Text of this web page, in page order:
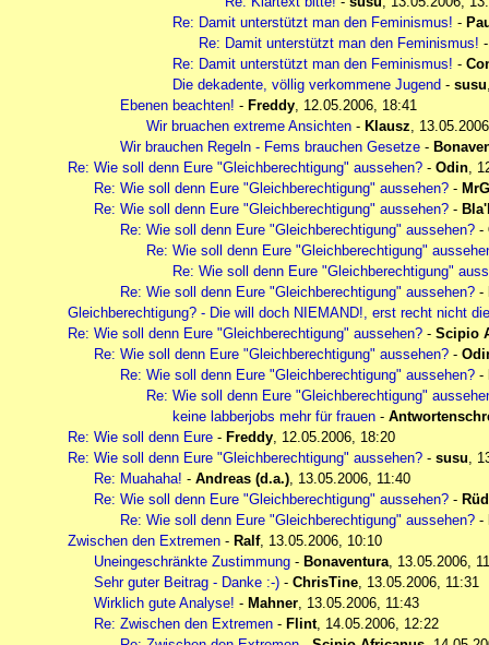
Re: Damit unterstützt man den Feminismus! -
Re: Damit unterstützt man den Feminismus!
Re: Damit unterstützt man den Feminismus! -
Die dekadente, völlig verkommene Jugend - susu
Ebenen beachten! - Freddy, 12.05.2006, 18:41
Wir bruachen extreme Ansichten - Klausz,
Wir brauchen Regeln - Fems brauchen Gesetze -
Re: Wie soll denn Eure "Gleichberechtigung" aussehen? - Odin,
Re: Wie soll denn Eure "Gleichberechtigung" aussehen? -
Re: Wie soll denn Eure "Gleichberechtigung" aussehen? -
Re: Wie soll denn Eure "Gleichberechtigung" aussehen? -
Re: Wie soll denn Eure "Gleichberechtigung"
Re: Wie soll denn Eure "Gleichberechtigung"
Re: Wie soll denn Eure "Gleichberechtigung" aussehen? -
Gleichberechtigung? - Die will doch NIEMAND!, erst recht nicht
Re: Wie soll denn Eure "Gleichberechtigung" aussehen? - Scipio
Re: Wie soll denn Eure "Gleichberechtigung" aussehen? -
Re: Wie soll denn Eure "Gleichberechtigung" aussehen? -
Re: Wie soll denn Eure "Gleichberechtigung"
keine labberjobs mehr für frauen -
Re: Wie soll denn Eure - Freddy, 12.05.2006, 18:20
Re: Wie soll denn Eure "Gleichberechtigung" aussehen? - susu,
Re: Muahaha! - Andreas (d.a.), 13.05.2006, 11:40
Re: Wie soll denn Eure "Gleichberechtigung" aussehen? -
Re: Wie soll denn Eure "Gleichberechtigung" aussehen? -
Zwischen den Extremen - Ralf, 13.05.2006, 10:10
Uneingeschränkte Zustimmung - Bonaventura, 13.05.2006,
Sehr guter Beitrag - Danke :-) - ChrisTine, 13.05.2006, 11:31
Wirklich gute Analyse! - Mahner, 13.05.2006, 11:43
Re: Zwischen den Extremen - Flint, 14.05.2006, 12:22